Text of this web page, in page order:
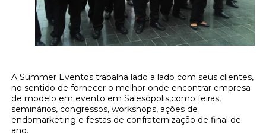
A Summer Eventos trabalha lado a lado com seus clientes,
no sentido de fornecer o melhor onde encontrar empresa
de modelo em evento em Salesópolis,como feiras,
seminários, congressos, workshops, ações de
endomarketing e festas de confraternização de final de
ano.